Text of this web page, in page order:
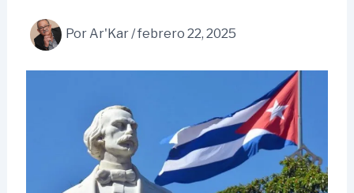
PorAr'Kar/febrero 22, 2025